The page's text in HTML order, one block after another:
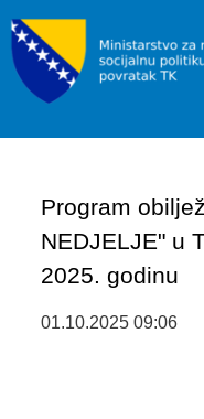
Program
NEDJELJE" u
2025. godinu
01.10.2025 09:06
OBAVJEŠTENJA I
RAD I ZAPOŠLJAVANJE
SLUŽBA ZA
POVRATAK